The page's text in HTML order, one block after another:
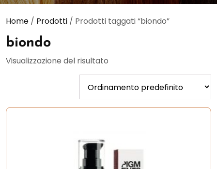
Home / Prodotti / Prodotti taggati “biondo”
biondo
Visualizzazione del risultato